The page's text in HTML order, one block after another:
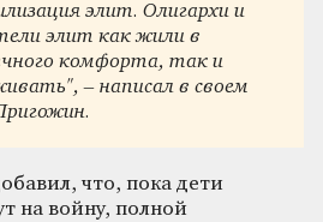
элит. Олигархи и
элит как жили в
комфорта, так и
– написал в своем
что, пока дети
на войну, полной